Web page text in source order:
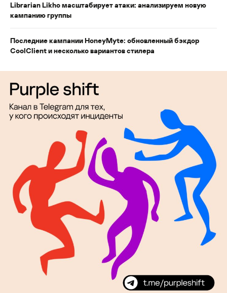
Librarian Likho масштабирует атаки: анализируем новую
кампанию группы
Последние кампании HoneyMyte: обновленный бэкдор
CoolClient и несколько вариантов стилера